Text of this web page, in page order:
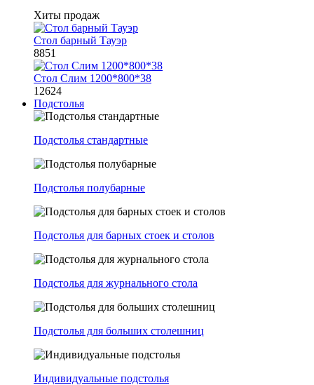
Хиты продаж
Стол барный Тауэр
8851
Стол Слим 1200*800*38
12624
Подстолья
Подстолья стандартные
Подстолья полубарные
Подстолья для барных стоек и столов
Подстолья для журнального стола
Подстолья для больших столешниц
Индивидуальные подстолья